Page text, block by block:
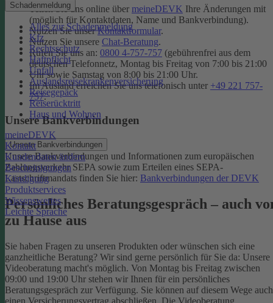
Schadenmeldung
Alles zur Schadenmeldung
Kfz
Rechtsschutz
Haftpflicht
Unfall
Auslandsreisekrankenversicherung
Reisegepäck
Reiserücktritt
Haus und Wohnen
meineDEVK
Kontakt
Kundendaten ändern
Bescheinigungen
Kündigung
Produktservices
Wissenswertes
Leichte Sprache
Teilen Sie uns online über meineDEVK Ihre Änderungen mit
(möglich für Kontaktdaten, Name und Bankverbindung).
Nutzen Sie unserKontaktformular.
Nutzen Sie unsere Chat-Beratung.
Rufen Sie uns an: 0800 4-757-757 (gebührenfrei aus dem
deutschen Telefonnetz, Montag bis Freitag von 7:00 bis 21:00
Uhr sowie Samstag von 8:00 bis 21:00 Uhr.
Im Ausland erreichen Sie uns telefonisch unter +49 221 757-
757.
Unsere Bankverbindungen
Unsere Bankverbindungen
Unsere Bankverbindungen und Informationen zum europäischen
Zahlungsverkehr SEPA sowie zum Erteilen eines SEPA-
Lastschriftmandats finden Sie hier: Bankverbindungen der DEVK
Persönliches Beratungsgespräch – auch
zu Hause aus
Sie haben Fragen zu unseren Produkten oder wünschen sich eine
ganzheitliche Beratung? Wir sind gerne persönlich für Sie da: Unsere
Videoberatung macht's möglich. Von Montag bis Freitag zwischen
09:00 und 19:00 Uhr stehen wir Ihnen für ein persönliches
Beratungsgespräch zur Verfügung. Sie können auf diesem Wege auch